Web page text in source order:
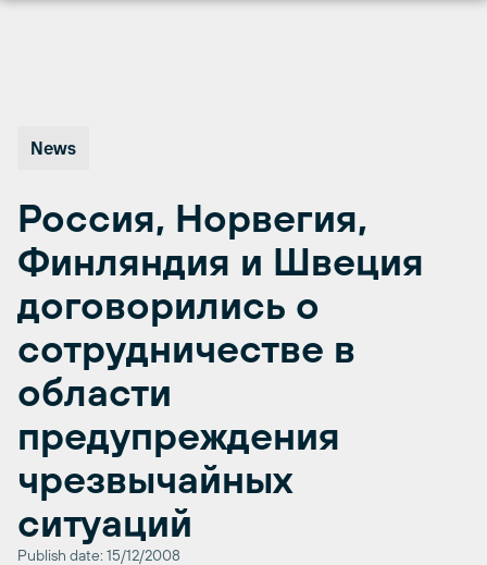
News
Россия, Норвегия,
Финляндия и Швеция
договорились о
сотрудничестве в
области
предупреждения
чрезвычайных
ситуаций
Publish date: 15/12/2008